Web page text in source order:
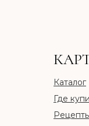
Каталог
Где